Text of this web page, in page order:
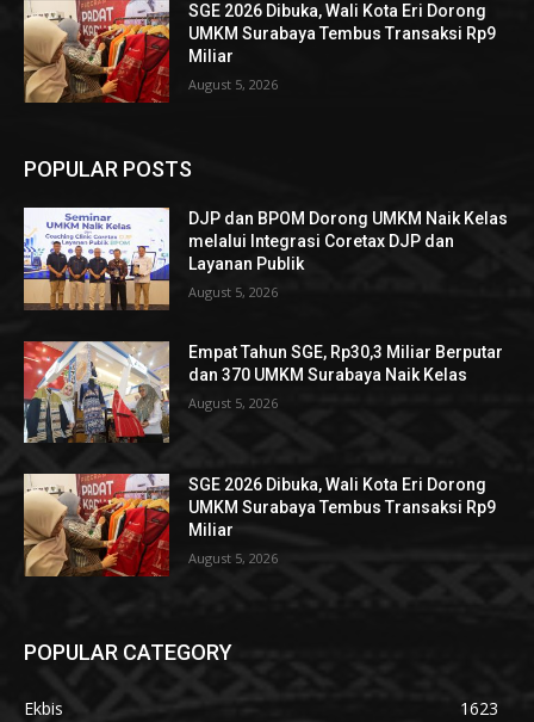
SGE 2026 Dibuka, Wali Kota Eri Dorong
UMKM Surabaya Tembus Transaksi Rp9
Miliar
August 5, 2026
POPULAR POSTS
DJP dan BPOM Dorong UMKM Naik Kelas
melalui Integrasi Coretax DJP dan
Layanan Publik
August 5, 2026
Empat Tahun SGE, Rp30,3 Miliar Berputar
dan 370 UMKM Surabaya Naik Kelas
August 5, 2026
SGE 2026 Dibuka, Wali Kota Eri Dorong
UMKM Surabaya Tembus Transaksi Rp9
Miliar
August 5, 2026
POPULAR CATEGORY
Ekbis
1623